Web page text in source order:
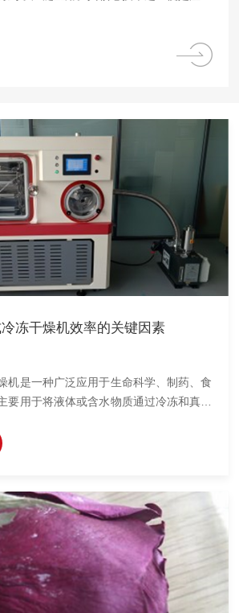
干燥效果、产品质量和能源消耗。通过精
营养成分和原有风味。本文将探讨小型真
冻干燥机效率的关键因素
机是一种广泛应用于生命科学、制药、食
要用于将液体或含水物质通过冷冻和真空
保持其原有的化学、物理性质及生物活
程较为复杂，因此提高实验室立式冷冻干
讨影响冷冻干燥机效率的几个关键因素。